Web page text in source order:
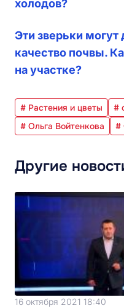
холодов?
Эти зверьки могут
качество почвы.
на участке?
# Растения и цветы
#
# Ольга Войтенкова
#
Другие
16 октября 2021 18:40